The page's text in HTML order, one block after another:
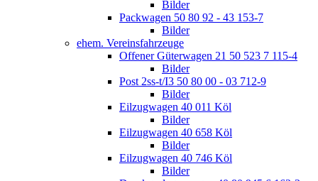
Bilder
Packwagen 50 80 92 - 43 153-7
Bilder
ehem. Vereinsfahrzeuge
Offener Güterwagen 21 50 523 7 115-4
Bilder
Post 2ss-t/I3 50 80 00 - 03 712-9
Bilder
Eilzugwagen 40 011 Köl
Bilder
Eilzugwagen 40 658 Köl
Bilder
Eilzugwagen 40 746 Köl
Bilder